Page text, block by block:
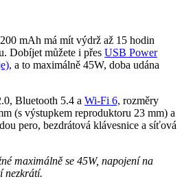
mAh má mít výdrž až 15 hodin
Dobíjet můžete i přes USB Power
a to maximálně 45W, doba udána
Bluetooth 5.4 a Wi-Fi 6, rozměry
(s výstupkem reproduktoru 23 mm) a
pero, bezdrátová klávesnice a síťová
maximálně se 45W, napojení na
nezkrátí.